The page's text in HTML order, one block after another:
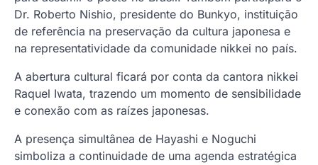
Dr. Roberto Nishio, presidente do Bunkyo, instituição
de referência na preservação da cultura japonesa e
na representatividade da comunidade nikkei no país.
A abertura cultural ficará por conta da cantora nikkei
Raquel Iwata, trazendo um momento de sensibilidade
e conexão com as raízes japonesas.
A presença simultânea de Hayashi e Noguchi
simboliza a continuidade de uma agenda estratégica